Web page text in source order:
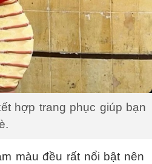
hợp trang phục giúp bạn
màu đều rất nổi bật nên